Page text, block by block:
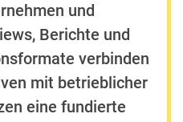
und
Berichte und
verbinden
mit betrieblicher
eine fundierte